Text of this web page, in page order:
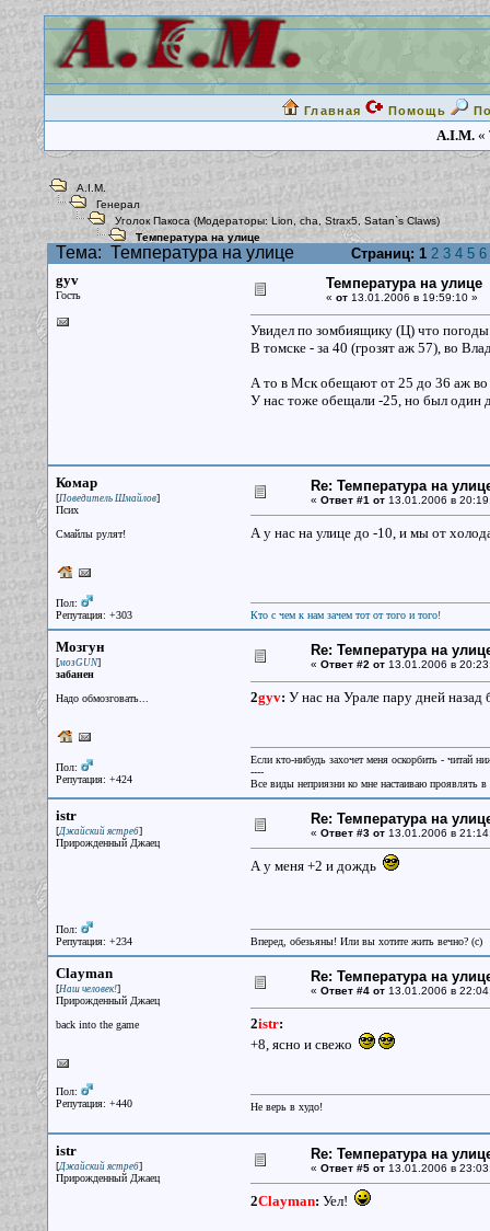
Главная Помощь
A.I.M.«
A.I.M.
Генерал
Уголок Пакоса (Модераторы:Lion cha Strax5, Satan`s Claws)
Температура на улице
Тема: Температура на улице Страниц: 1 2 3 4 5 6
gyv
Гость
Температура на улице
« от13.01.2006 в 19:59:10 »
Увидел по зомбиящику (Ц) что погоды
В томске - за 40 (грозят аж 57), во
А то в Мск обещают от 25 до 36 аж во
У нас тоже обещали -25, но был один
Комар
[Поведитель Шмайлов]
Псих
Смайлы рулят!
Пол:
Репутация: +303
Re: Температура на
« Ответ #1 от13.01.2006 в
А у нас на улице до -10, и мы от
Кто с чем к нам зачем тот от того и того!
Мозгун
[мозGUN]
забанен
Надо обмозговать...
Пол:
Репутация: +424
Re: Температура на
« Ответ #2 от13.01.2006 в
2gyv: У нас на Урале пару дней
Если кто-нибудь захочет меня оскорбить - читай
----
Все виды неприязни ко мне настаиваю проявлять
istr
[Джайский ястреб]
Прирожденный Джаец
Пол:
Репутация: +234
Re: Температура на
« Ответ #3 от13.01.2006 в
А у меня +2 и дождь
Вперед, обезьяны! Или вы хотите жить вечно? (c)
Clayman
[Наш человек!]
Прирожденный Джаец
back into the game
Пол:
Репутация: +440
Re: Температура на
« Ответ #4 от13.01.2006 в
2istr:
+8, ясно и свежо
Не верь в худо!
istr
[Джайский ястреб]
Прирожденный Джаец
Re: Температура на
« Ответ #5 от13.01.2006 в
2Clayman: Уел!